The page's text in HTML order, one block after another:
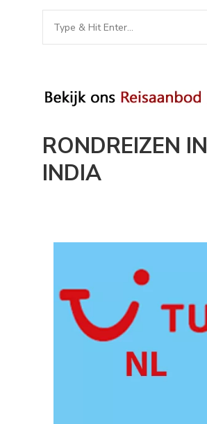
Looking
for
RONDREIZEN IN
INDIA